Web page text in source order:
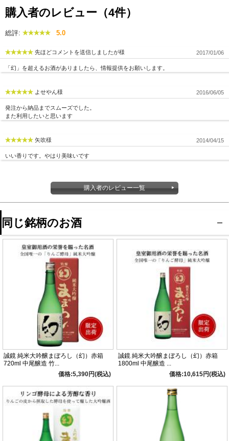
長寿のお祝いにもふさわしい逸品です。
プレゼントやギフトとしても人気の高いこの日本酒は、
御祝 御礼 母の日 父の日 敬老の日 御中元 御歳暮 残中見舞 残暑見舞い 御年賀 内祝 出
産内祝 誕生日祝 結婚祝 婚約祝 退職祝 卒業祝 還暦祝 古希祝 傘寿祝 喜寿祝 米寿祝 開
店祝 新築祝 快気祝 ご挨拶 年末 年始 新年 感謝 贈り物 プレゼント ギフト 人気 寿 壽
御供 仏事
☆お酒の特徴☆
中尾醸造 竹原市 誠鏡 幻 まぼろし 大吟醸 広島 日本酒 広島の日本酒 白箱 酒質の向上
りんごの皮から摂取した酵母
リンゴ酵母使用 芳醇な香り 清涼感 爽やかな印象 やや辛口
☆商品属性☆
【50％】
特定名称【大吟醸】 味わい【やや辛口】 日本酒度【+5】 酸度【1.4】
酵母【リンゴ酵母】 原材料【米（国産）・米こうじ（国産米）・醸造アルコール
購入者のレビュー（4件）
総評: 5.0
先ほどコメントを送信しましたが様 2017/01/06
「幻」を超えるお酒がありましたら、情報提供をお願いします。
よせやん様 2016/06/05
発注から納品までスムーズでした。
また利用したいと思います
矢吹様 2014/04/15
いい香りです。やはり美味いです
購入者のレビュー一覧
同じ銘柄のお酒
誠鏡 純米大吟醸まぼろし（幻）赤箱
720ml 中尾醸造 竹...
価格:5,390円(税込)
誠鏡 純米大吟醸まぼろし（幻）赤箱
1800ml 中尾醸造 ...
価格:10,615円(税込)